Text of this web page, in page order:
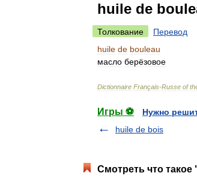
huile de
Толкование
Перевод
huile de bouleau
масло берёзовое
Dictionnaire Français-Russe of
Игры ⚽
Нужно
huile de bois
Смотреть что